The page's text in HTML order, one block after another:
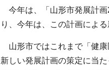
今年は、「山形市発展計画
り、今年は、この計画によ
山形市ではこれまで「健康
新しい発展計画の策定に当